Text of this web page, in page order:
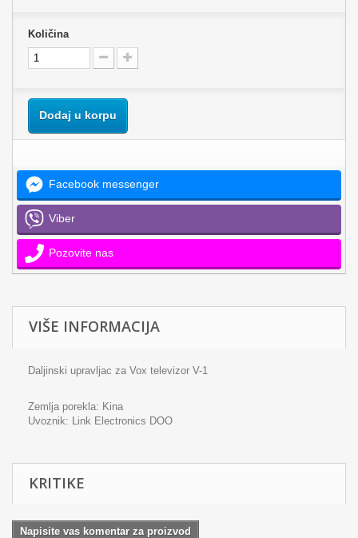
Količina
Dodaj u korpu
Facebook messenger
Viber
Pozovite nas
VIŠE INFORMACIJA
Daljinski upravljac za Vox televizor V-1
Zemlja porekla: Kina
Uvoznik: Link Electronics DOO
KRITIKE
Napisite vas komentar za proizvod